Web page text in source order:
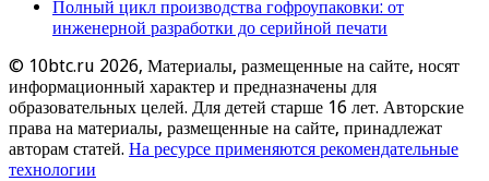
Полный цикл производства гофроупаковки: от
инженерной разработки до серийной печати
© 10btc.ru 2026, Материалы, размещенные на сайте, носят
информационный характер и предназначены для
образовательных целей. Для детей старше 16 лет. Авторские
права на материалы, размещенные на сайте, принадлежат
авторам статей. На ресурсе применяются рекомендательные
технологии